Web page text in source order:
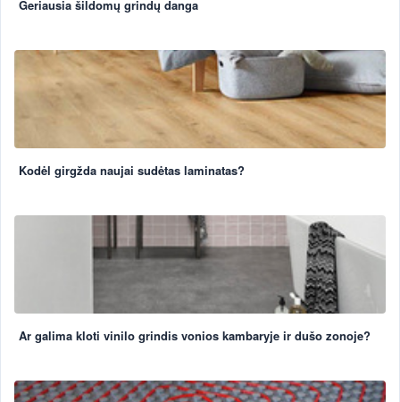
Geriausia šildomų grindų danga
Kodėl girgžda naujai sudėtas laminatas?
Ar galima kloti vinilo grindis vonios kambaryje ir dušo zonoje?